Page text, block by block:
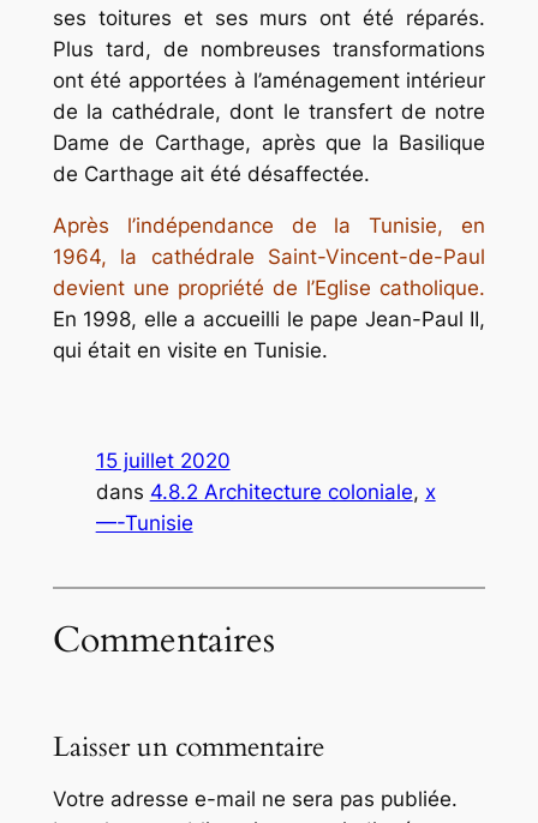
ses toitures et ses murs ont été réparés.
Plus tard, de nombreuses transformations
ont été apportées à l’aménagement intérieur
de la cathédrale, dont le transfert de notre
Dame de Carthage, après que la Basilique
de Carthage ait été désaffectée.
Après l’indépendance de la Tunisie, en
1964, la cathédrale Saint-Vincent-de-Paul
devient une propriété de l’Eglise catholique.
En 1998, elle a accueilli le pape Jean-Paul II,
qui était en visite en Tunisie.
15 juillet 2020
dans 4.8.2 Architecture coloniale, x
—-Tunisie
Commentaires
Laisser un commentaire
Votre adresse e-mail ne sera pas publiée.